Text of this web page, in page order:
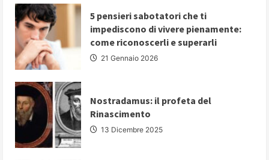
PARLARE
IN
PUBBLICO:
strategie
fondamentali
comunicare
autorevolezza
e
convincere
il
proprio
pubblico
5 pensieri sabotatori che ti
impediscono di vivere pienamente:
come riconoscerli e superarli
21 Gennaio 2026
Nostradamus: il profeta del
Rinascimento
13 Dicembre 2025